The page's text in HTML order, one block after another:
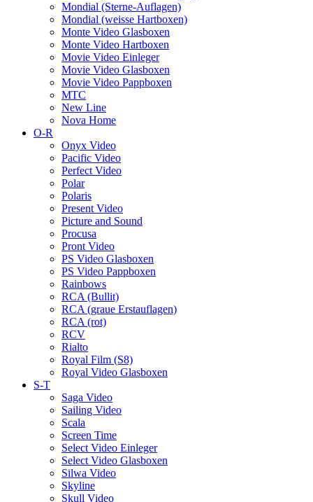
Mondial (Sterne-Auflagen)
Mondial (weisse Hartboxen)
Monte Video Glasboxen
Monte Video Hartboxen
Movie Video Einleger
Movie Video Glasboxen
Movie Video Pappboxen
MTC
New Line
Nova Home
O-R
Onyx Video
Pacific Video
Perfect Video
Polar
Polaris
Present Video
Picture and Sound
Procusa
Pront Video
PS Video Glasboxen
PS Video Pappboxen
Rainbows
RCA (Bullit)
RCA (graue Erstauflagen)
RCA (rot)
RCV
Rialto
Royal Film (S8)
Royal Video Glasboxen
S-T
Saga Video
Sailing Video
Scala
Screen Time
Select Video Einleger
Select Video Glasboxen
Silwa Video
Skyline
Skull Video